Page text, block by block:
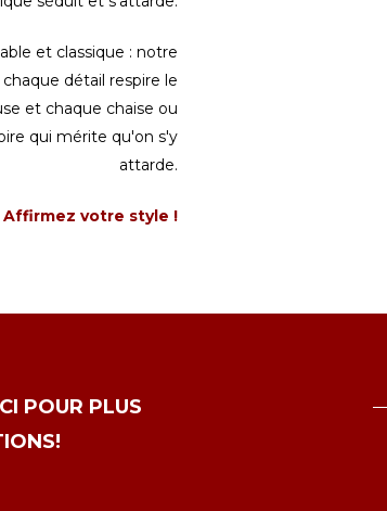
et classique : notre
détail respire le
et chaque chaise ou
qui mérite qu'on s'y
attarde.
votre style !
POUR PLUS